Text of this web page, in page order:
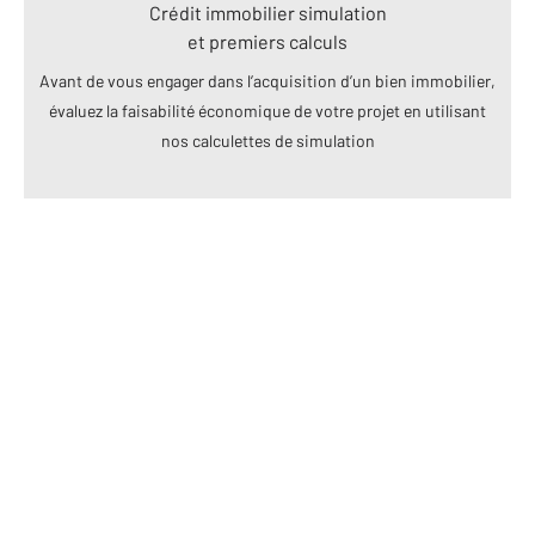
Crédit immobilier simulation
et premiers calculs
Avant de vous engager dans l’acquisition d’un bien immobilier,
évaluez la faisabilité économique de votre projet en utilisant
nos calculettes de simulation